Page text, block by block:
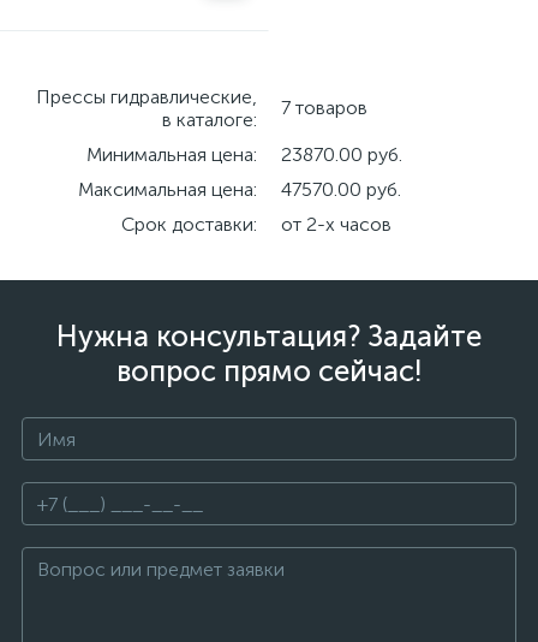
Прессы гидравлические,
в каталоге:
7 товаров
Минимальная цена:
23870.00 руб.
Максимальная цена:
47570.00 руб.
Срок доставки:
от 2-х часов
Нужна консультация? Задайте
вопрос прямо сейчас!